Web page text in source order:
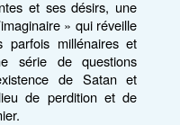
et ses désirs, une
» qui réveille
parfois millénaires et
série de questions
de Satan et
de perdition et de